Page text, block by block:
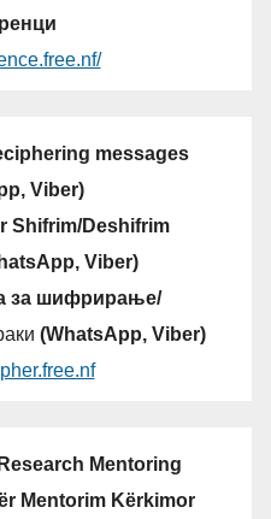
messages
Viber)
Shifrim/Deshifrim
Viber)
за шифрирање/
(WhatsApp, Viber)
Mentoring
Mentorim Kërkimor